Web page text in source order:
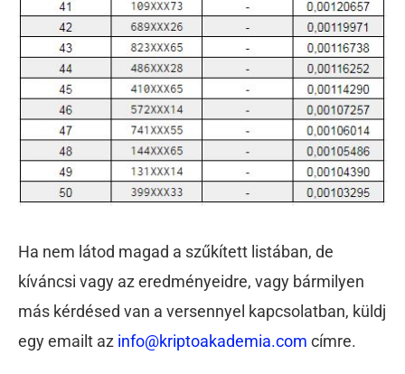
Ha nem látod magad a szűkített listában, de
kíváncsi vagy az eredményeidre, vagy bármilyen
más kérdésed van a versennyel kapcsolatban, küldj
egy emailt az info@kriptoakademia.com címre.